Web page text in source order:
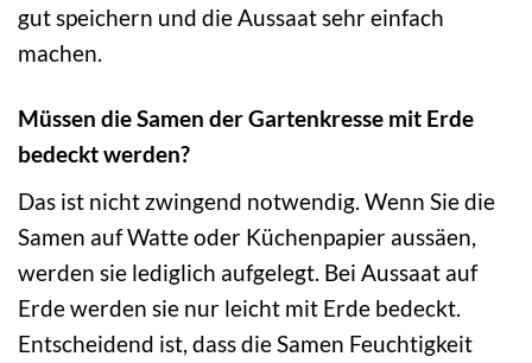
gut speichern und die Aussaat sehr einfach
machen.
Müssen die Samen der Gartenkresse mit Erde
bedeckt werden?
Das ist nicht zwingend notwendig. Wenn Sie die
Samen auf Watte oder Küchenpapier aussäen,
werden sie lediglich aufgelegt. Bei Aussaat auf
Erde werden sie nur leicht mit Erde bedeckt.
Entscheidend ist, dass die Samen Feuchtigkeit